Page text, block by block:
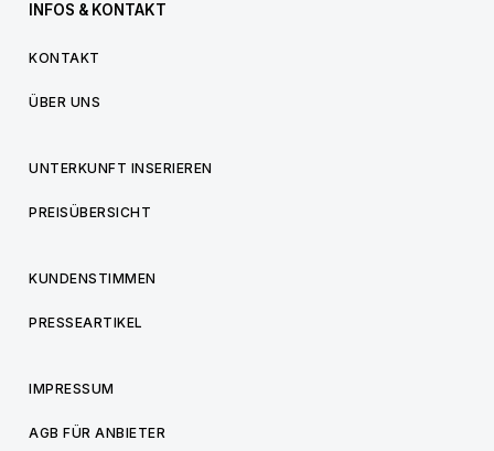
INFOS & KONTAKT
KONTAKT
ÜBER UNS
UNTERKUNFT INSERIEREN
PREISÜBERSICHT
KUNDENSTIMMEN
PRESSEARTIKEL
IMPRESSUM
AGB FÜR ANBIETER